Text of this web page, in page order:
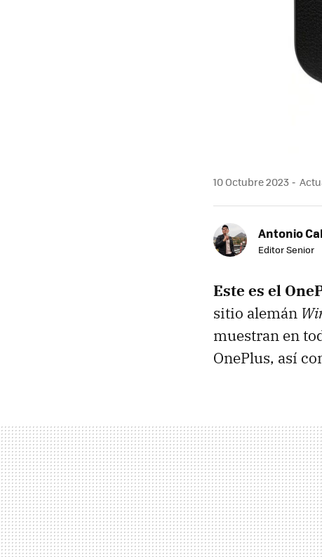
10 Octubre 2023
Antonio
Editor Senior
Este es el
sitio alemán
muestran en
OnePlus, así